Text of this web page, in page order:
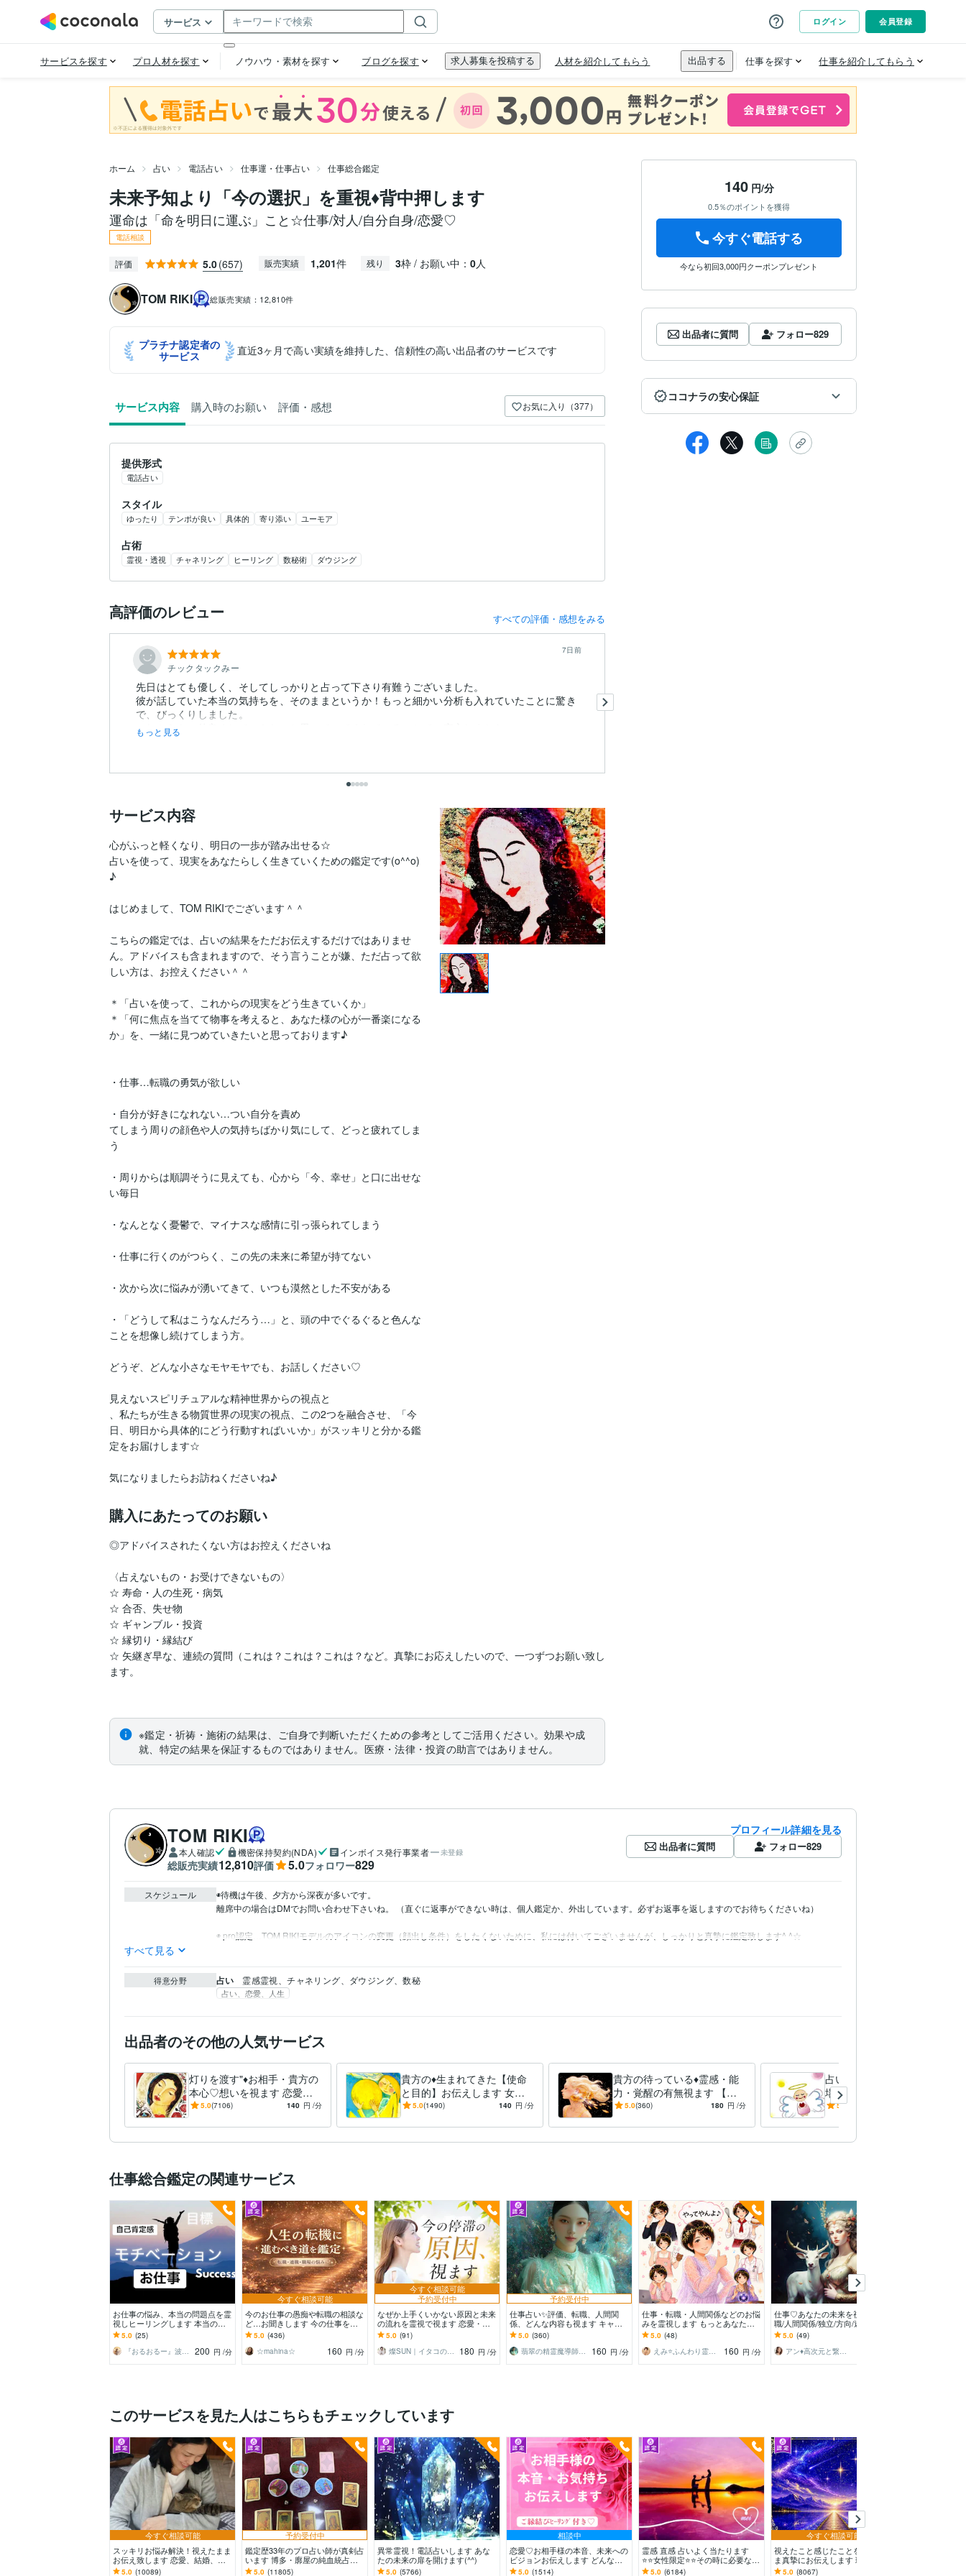
ホーム 占い 電話占い 仕事運・仕事占い 仕事総合鑑定
未来予知より「今の選択」を重視♦️背中押します
運命は「命を明日に運ぶ」こと☆仕事/対人/自分自身/恋愛♡
電話相談
評価 5.0(657) 販売実績 1,201件 残り 3枠 / お願い中： 0人
TOM RIKI 総販売実績： 12,810件
プラチナ認定者の
サービス
直近3ヶ月で高い実績を維持した、信頼性の高い出品者のサービスです
サービス内容 購入時のお願い 評価・感想 お気に入り（377）
提供形式
電話占い
スタイル
ゆったり テンポが良い 具体的 寄り添い ユーモア
占術
霊視・透視 チャネリング ヒーリング 数秘術 ダウジング
高評価のレビュー すべての評価・感想をみる
チックタックみー
7日前
先日はとても優しく、そしてしっかりと占って下さり有難うございました。
彼が話していた本当の気持ちを、そのままというか！もっと細かい分析も入れていたことに驚き
で、びっくりしました。
これからも、仲良くしていきたいと思っていてくれていることで、安心しました。
もっと見る
サービス内容
心がふっと軽くなり、明日の一歩が踏み出せる☆
占いを使って、現実をあなたらしく生きていくための鑑定です(o^^o)
♪
はじめまして、TOM RIKIでございます＾＾
こちらの鑑定では、占いの結果をただお伝えするだけではありませ
ん。アドバイスも含まれますので、そう言うことが嫌、ただ占って欲
しい方は、お控えください＾＾
＊「占いを使って、これからの現実をどう生きていくか」
＊「何に焦点を当てて物事を考えると、あなた様の心が一番楽になる
か」を、一緒に見つめていきたいと思っております♪
・仕事…転職の勇気が欲しい
・自分が好きになれない…つい自分を責め
てしまう周りの顔色や人の気持ちばかり気にして、どっと疲れてしま
う
・周りからは順調そうに見えても、心から「今、幸せ」と口に出せな
い毎日
・なんとなく憂鬱で、マイナスな感情に引っ張られてしまう
・仕事に行くのがつらく、この先の未来に希望が持てない
・次から次に悩みが湧いてきて、いつも漠然とした不安がある
・「どうして私はこうなんだろう…」と、頭の中でぐるぐると色んな
ことを想像し続けてしまう方。
どうぞ、どんな小さなモヤモヤでも、お話しください♡
見えないスピリチュアルな精神世界からの視点と
、私たちが生きる物質世界の現実の視点、この2つを融合させ、「今
日、明日から具体的にどう行動すればいいか」がスッキリと分かる鑑
定をお届けします☆
気になりましたらお訪ねくださいね♪
購入にあたってのお願い
◎アドバイスされたくない方はお控えくださいね
〈占えないもの・お受けできないもの〉
☆ 寿命・人の生死・病気
☆ 合否、失せ物
☆ ギャンブル・投資
☆ 縁切り・縁結び
☆ 矢継ぎ早な、連続の質問（これは？これは？これは？など。真摯にお応えしたいので、一つずつお願い致し
ます。
※鑑定・祈祷・施術の結果は、ご自身で判断いただくための参考としてご活用ください。効果や成
就、特定の結果を保証するものではありません。医療・法律・投資の助言ではありません。
140円/分
0.5％のポイントを獲得
今すぐ電話する
今なら初回3,000円クーポンプレゼント
出品者に質問 フォロー829
ココナラの安心保証
TOM RIKI
本人確認 機密保持契約(NDA) インボイス発行事業者 未登録
総販売実績12,810評価 5.0フォロワー829
プロフィール詳細を見る
出品者に質問 フォロー829
スケジュール
◉待機は午後、夕方から深夜が多いです。
離席中の場合はDMでお問い合わせ下さいね。 （直ぐに返事ができない時は、個人鑑定か、外出しています。必ずお返事を返しますのでお待ちくださいね）
◉ pro認定…TOM RIKIモデルのアイコンの変更（顔出し条件）をしたくないために、私には付いてございませんが、しっかりと真摯に鑑定致します^ ^☆
すべて見る
得意分野 占い 霊感霊視、チャネリング、ダウジング、数秘
占い、恋愛、人生
出品者のその他の人気サービス
灯りを渡す"♦️お相手・貴方の
本心♡想いを視ます 恋愛結
婚/不倫/ソウルメイト/復縁/対
5.0(7106) 140 円 /分
貴方の♦️生まれてきた【使命
と目的】お伝えします 女性
限定♦️愛・仕事・縁…全ての
5.0(1490) 140 円 /分
貴方の待っている♦️霊感・能
力・覚醒の有無視ます 【能
力の通知表】○・△・✖️♦️占い
5.0(360) 180 円 /分
占い師様専用♦️ほっと一息の
場所、お話伺います お仕事
中の悩み、どーしてますか？
5.0
仕事総合鑑定の関連サービス
お仕事の悩み、本当の問題点を霊
視しヒーリングします 本当の要
因、魂の目的などを霊視し導きま
す✡️【高次元】
5.0 (25)
『おるおるー』波動アップヒーラー
200 円 /分
今すぐ相談可能
今のお仕事の愚痴や転職の相談な
ど…お聞きします 今の仕事を辞
めて転職したら…どんな仕事が向
く？ご相談ください
5.0 (436)
☆mahina☆
160 円 /分
今すぐ相談可能
予約受付中
なぜか上手くいかない原因と未来
の流れを霊視で視ます 恋愛・仕
事・金運・未来を静かに整理しま
す
5.0 (91)
燦SUN｜イタコの血筋を継ぐ霊視ヒーラー
180 円 /分
予約受付中
仕事占い✨評価、転職、人間関
係、どんな内容も視ます キャリ
アのお悩みを高次の視点から読み
解く深層リーディング✨
5.0 (360)
翡翠の精霊魔導師✧叶花Kyoka
160 円 /分
仕事・転職・人間関係などのお悩
みを霊視します もっとあなたら
しく活躍するために☘️降りたまま
お伝えします
5.0 (48)
えみ⭐️ふんわり霊感ヒーリング
160 円 /分
仕事♡あなたの未来を視ます 転
職/人間関係/独立/方向/迷い/悩
み、すべてOK♡
5.0 (49)
アン♦︎高次元と繋ぐ神の使い♦︎
このサービスを見た人はこちらもチェックしています
今すぐ相談可能
スッキリお悩み解決！視えたまま
お伝え致します 恋愛、結婚、人
間関係、仕事、人生、ペットの気
5.0 (10089)
予約受付中
鑑定歴33年のプロ占い師が真剣占
います 博多・廓屋の純血統占い
祈願師 雷鳥
5.0 (11805)
異常霊視！電話占いします あな
たの未来の扉を開けます(^^)
5.0 (5766)
相談中
恋愛♡お相手様の本音、未来への
ビジョンお伝えします どんな関
係でも細密にお伝えします✨ツイ
5.0 (1514)
霊感 直感 占いよく当たります
⭐️⭐️女性限定⭐️⭐️その時に必要な占
術で鑑定致します
5.0 (6184)
今すぐ相談可能
視えたこと感じたことをありのま
ま真摯にお伝えします 現実とス
ピリチュアルを繋ぐ鑑定であなた
5.0 (8067)